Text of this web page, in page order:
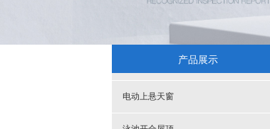
产品展示
电动上悬天窗